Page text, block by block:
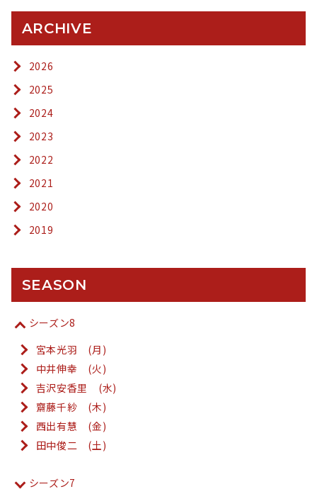
ARCHIVE
2026
2025
2024
2023
2022
2021
2020
2019
SEASON
シーズン8
宮本光羽 (月)
中井伸幸 (火)
吉沢安香里 (水)
齋藤千紗 (木)
西出有慧 (金)
田中俊二 (土)
シーズン7